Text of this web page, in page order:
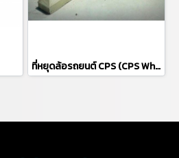
ที่หยุดล้อรถยนต์ CPS (CPS Wheel Stopper) 45,160, 180, 200, 250 ซม.